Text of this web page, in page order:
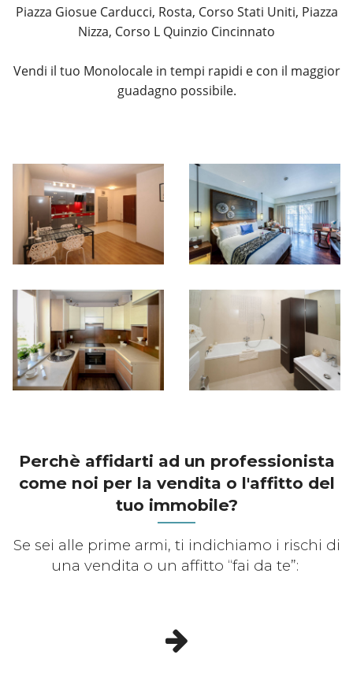
Piazza Giosue Carducci, Rosta, Corso Stati Uniti, Piazza
Nizza, Corso L Quinzio Cincinnato
Vendi il tuo Monolocale in tempi rapidi e con il maggior
guadagno possibile.
Perchè affidarti ad un professionista
come noi per la vendita o l'affitto del
tuo immobile?
Se sei alle prime armi, ti indichiamo i rischi di
una vendita o un affitto “fai da te”: